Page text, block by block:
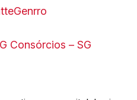
Consórcios – SG